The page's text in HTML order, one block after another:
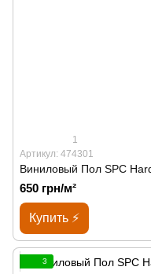
1
Артикул: 474301
Виниловый Пол SPС
650 грн/м²
Купить ⚡
3